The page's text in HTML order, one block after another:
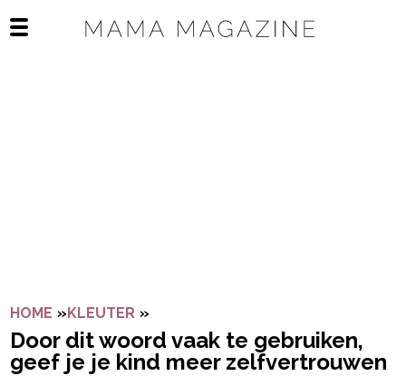
Open het mobiele menu
HOME »KLEUTER »
Door dit woord vaak te gebruiken,
geef je je kind meer zelfvertrouwen